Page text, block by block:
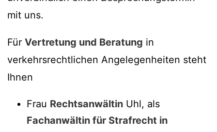
mit uns.
Für Vertretung und Beratung in
verkehrsrechtlichen Angelegenheiten steht
Ihnen
Frau Rechtsanwältin Uhl, als
Fachanwältin für Strafrecht in